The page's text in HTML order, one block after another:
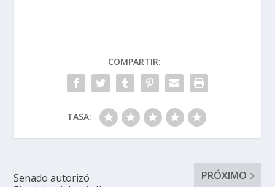
COMPARTIR:
TASA:
Senado autorizó
PRÓXIMO